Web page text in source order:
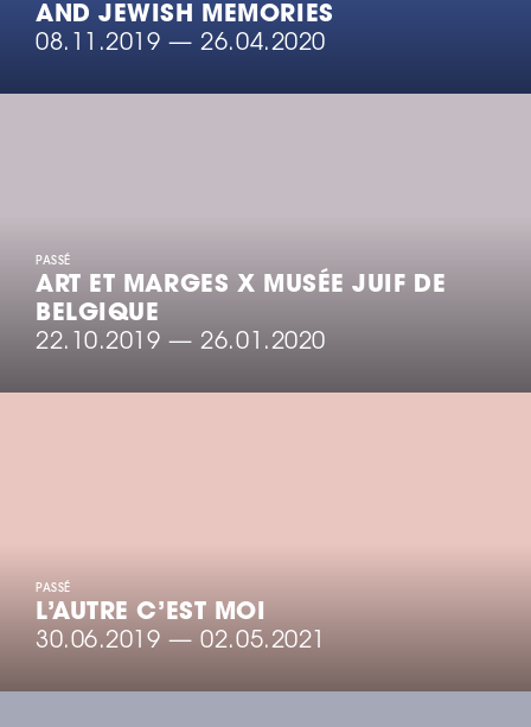
AND JEWISH MEMORIES
08.11.2019— 26.04.2020
PASSÉ
ART ET MARGES X MUSÉE JUIF DE
BELGIQUE
22.10.2019— 26.01.2020
PASSÉ
L’AUTRE C’EST MOI
30.06.2019— 02.05.2021